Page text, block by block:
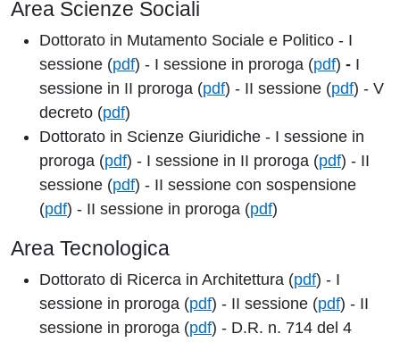
Area Scienze Sociali
Dottorato in Mutamento Sociale e Politico - I
sessione (pdf) - I sessione in proroga (pdf) - I
sessione in II proroga (pdf) - II sessione (pdf) - V
decreto (pdf)
Dottorato in Scienze Giuridiche - I sessione in
proroga (pdf) - I sessione in II proroga (pdf) - II
sessione (pdf) - II sessione con sospensione
(pdf) - II sessione in proroga (pdf)
Area Tecnologica
Dottorato di Ricerca in Architettura (pdf) - I
sessione in proroga (pdf) - II sessione (pdf) - II
sessione in proroga (pdf) - D.R. n. 714 del 4